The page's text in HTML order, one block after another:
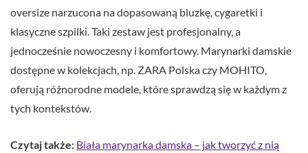
oversize narzucona na dopasowaną bluzkę, cygaretki i
klasyczne szpilki. Taki zestaw jest profesjonalny, a
jednocześnie nowoczesny i komfortowy. Marynarki damskie
dostępne w kolekcjach, np. ZARA Polska czy MOHITO,
oferują różnorodne modele, które sprawdzą się w każdym z
tych kontekstów.
Czytaj także: Biała marynarka damska – jak tworzyć z nią